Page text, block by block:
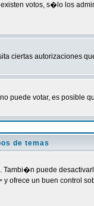
votos, s�lo los
ciertas autorizaciones
puede votar, es posible
de temas
puede
y ofrece un buen